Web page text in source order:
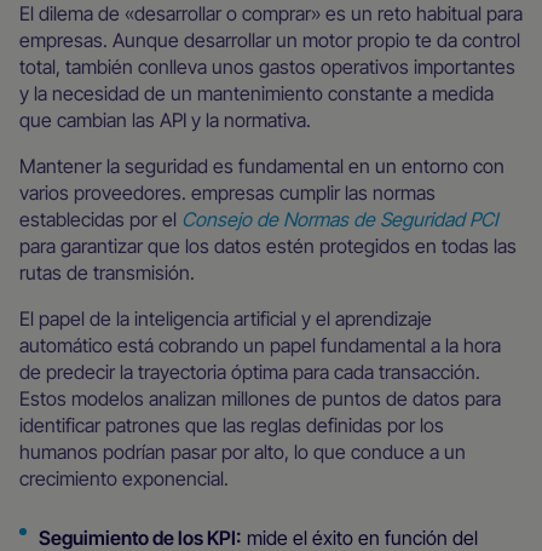
El dilema de «desarrollar o comprar» es un reto habitual para
empresas. Aunque desarrollar un motor propio te da control
total, también conlleva unos gastos operativos importantes
y la necesidad de un mantenimiento constante a medida
que cambian las API y la normativa.
Mantener la seguridad es fundamental en un entorno con
varios proveedores. empresas cumplir las normas
establecidas por el Consejo de Normas de Seguridad PCI
para garantizar que los datos estén protegidos en todas las
rutas de transmisión.
El papel de la inteligencia artificial y el aprendizaje
automático está cobrando un papel fundamental a la hora
de predecir la trayectoria óptima para cada transacción.
Estos modelos analizan millones de puntos de datos para
identificar patrones que las reglas definidas por los
humanos podrían pasar por alto, lo que conduce a un
crecimiento exponencial.
Seguimiento de los KPI: mide el éxito en función del